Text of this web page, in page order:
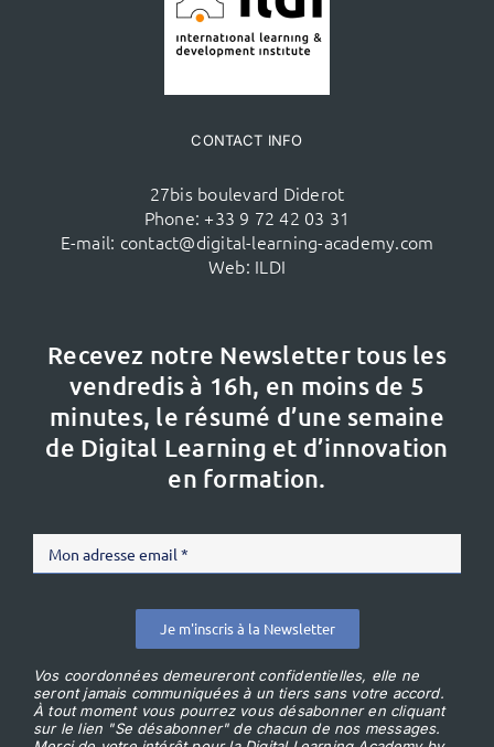
CONTACT INFO
27bis boulevard Diderot
Phone: +33 9 72 42 03 31
E-mail: contact@digital-learning-academy.com
Web: ILDI
Recevez notre Newsletter tous les
vendredis à 16h, en moins de 5
minutes, le résumé d’une semaine
de Digital Learning et d’innovation
en formation.
Je m'inscris à la Newsletter
Vos coordonnées demeureront confidentielles, elle ne
seront jamais communiquées à un tiers sans votre accord.
À tout moment vous pourrez vous désabonner en cliquant
sur le lien "Se désabonner" de chacun de nos messages.